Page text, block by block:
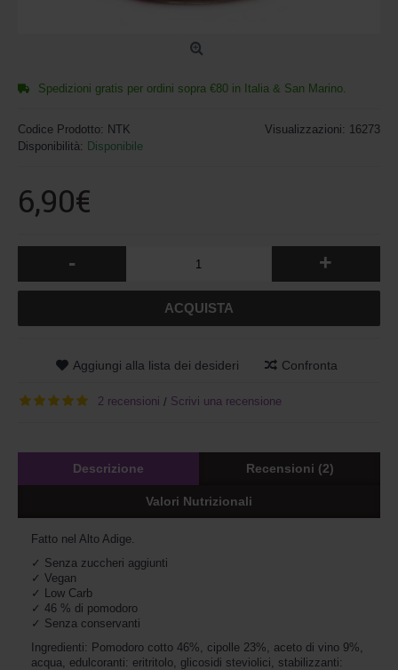
Spedizioni gratis per ordini sopra €80 in Italia & San Marino.
Visualizzazioni: 16273
Codice Prodotto: NTK
Disponibilità: Disponibile
6,90€
- +
ACQUISTA
Aggiungi alla lista dei desideri Confronta
2 recensioni / Scrivi una recensione
Descrizione Recensioni (2)
Valori Nutrizionali
Fatto nel Alto Adige.
✓ Senza zuccheri aggiunti
✓ Vegan
✓ Low Carb
✓ 46 % di pomodoro
✓ Senza conservanti
Ingredienti: Pomodoro cotto 46%, cipolle 23%, aceto di vino 9%,
acqua, edulcoranti: eritritolo, glicosidi steviolici, stabilizzanti: